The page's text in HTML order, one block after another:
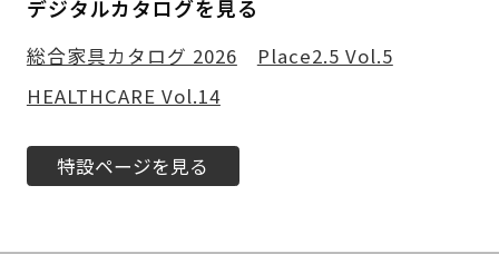
デジタルカタログを見る
総合家具カタログ 2026
Place2.5 Vol.5
HEALTHCARE Vol.14
特設ページを見る